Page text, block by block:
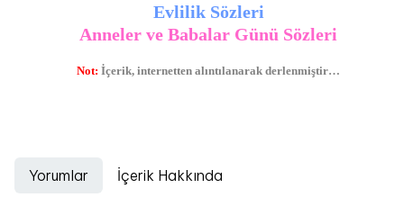
Evlilik Sözleri
Anneler ve Babalar Günü Sözleri
Not: İçerik, internetten alıntılanarak derlenmiştir…
Yorumlar İçerik Hakkında